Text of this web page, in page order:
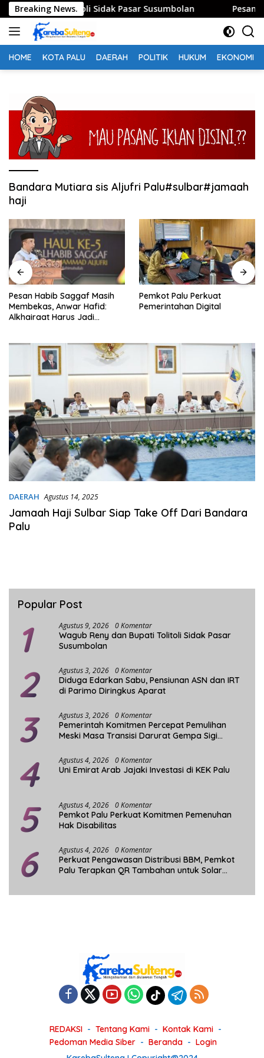
Langsung
ke
konten
Breaking News.
dan Bupati Tolitoli Sidak Pasar Susumbolan Pesan
HOME KOTA PALU DAERAH POLITIK HUKUM EKONOMI
Bandara Mutiara sis Aljufri Palu#sulbar#jamaah
haji
Pesan Habib Saggaf Masih
Membekas, Anwar Hafid:
Alkhairaat Harus Jadi
Pemkot Palu Perkuat
Pemerintahan Digital
DAERAH Agustus 14, 2025
Jamaah Haji Sulbar Siap Take Off Dari Bandara
Palu
Popular Post
1 Agustus 9, 2026 0 Komentar
Wagub Reny dan Bupati Tolitoli Sidak Pasar
Susumbolan
2 Agustus 3, 2026 0 Komentar
Diduga Edarkan Sabu, Pensiunan ASN dan IRT
di Parimo Diringkus Aparat
3 Agustus 3, 2026 0 Komentar
Pemerintah Komitmen Percepat Pemulihan
Meski Masa Transisi Darurat Gempa Sigi
4 Agustus 4, 2026 0 Komentar
Uni Emirat Arab Jajaki Investasi di KEK Palu
5 Agustus 4, 2026 0 Komentar
Pemkot Palu Perkuat Komitmen Pemenuhan
Hak Disabilitas
6 Agustus 4, 2026 0 Komentar
Perkuat Pengawasan Distribusi BBM, Pemkot
Palu Terapkan QR Tambahan untuk Solar
REDAKSI Tentang Kami
Kontak Kami
Pedoman Media Siber
Beranda
Login